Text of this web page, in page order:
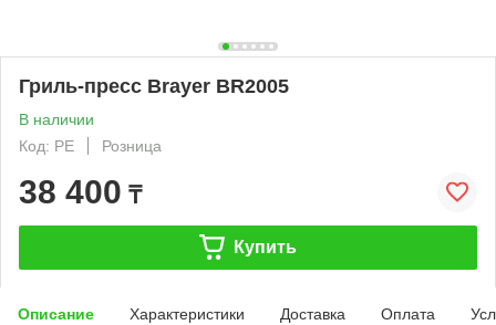
Гриль-пресс Brayer BR2005
В наличии
Код: PE
Розница
38 400 ₸
Купить
Описание Характеристики Доставка Оплата